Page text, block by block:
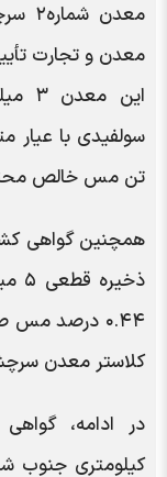
معدن و تجارت
تن مس خالص
همچنین گواهی
۰.۴۴ درصد
کلاستر معدن سرچشمه نیز